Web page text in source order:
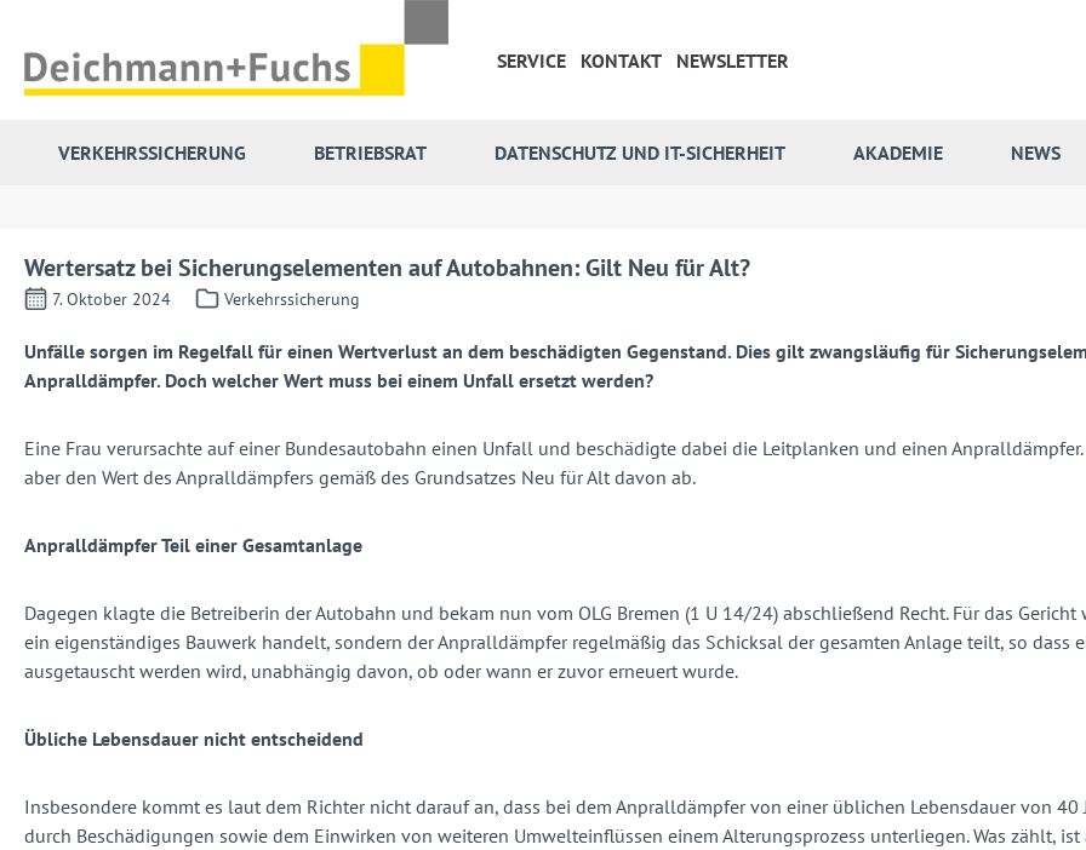
SERVICE
KONTAKT NEWSLETTER
VERKEHRSSICHERUNG BETRIEBSRAT DATENSCHUTZ UND IT-SICHERHEIT AKADEMIE NEWS
Wertersatz bei Sicherungselementen auf Autobahnen: Gilt Neu für Alt?
7. Oktober 2024 Verkehrssicherung
Unfälle sorgen im Regelfall für einen Wertverlust an dem beschädigten Gegenstand. Dies gilt zwangsläufig für
Anpralldämpfer. Doch welcher Wert muss bei einem Unfall ersetzt werden?
Eine Frau verursachte auf einer Bundesautobahn einen Unfall und beschädigte dabei die Leitplanken und einen
aber den Wert des Anpralldämpfers gemäß des Grundsatzes Neu für Alt davon ab.
Anpralldämpfer Teil einer Gesamtanlage
Dagegen klagte die Betreiberin der Autobahn und bekam nun vom OLG Bremen (1 U 14/24) abschließend Recht. Für das
ein eigenständiges Bauwerk handelt, sondern der Anpralldämpfer regelmäßig das Schicksal der gesamten Anlage teilt, so
ausgetauscht werden wird, unabhängig davon, ob oder wann er zuvor erneuert wurde.
Übliche Lebensdauer nicht entscheidend
Insbesondere kommt es laut dem Richter nicht darauf an, dass bei dem Anpralldämpfer von einer üblichen Lebensdauer von
durch Beschädigungen sowie dem Einwirken von weiteren Umwelteinflüssen einem Alterungsprozess unterliegen. Was zählt,